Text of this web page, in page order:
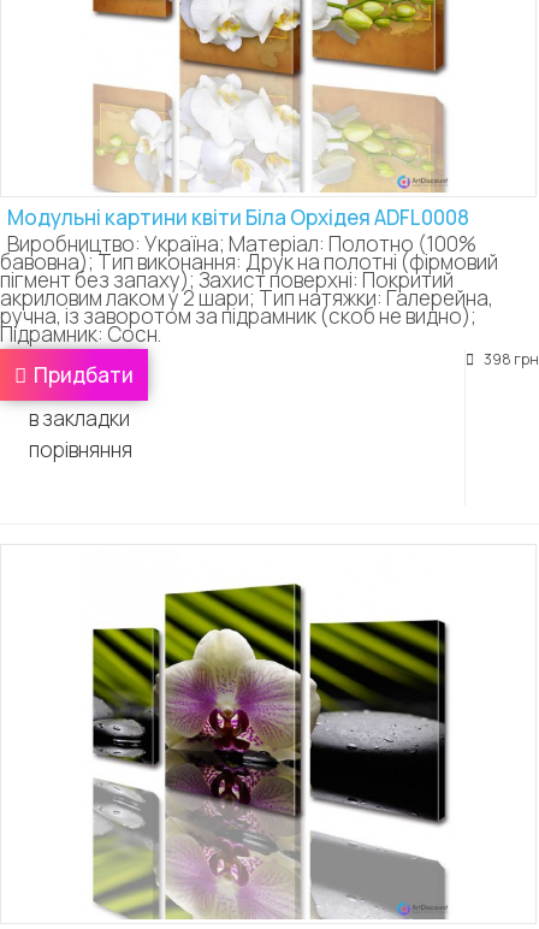
Модульні картини квіти Біла Орхідея ADFL0008
Виробництво: Україна; Матеріал: Полотно (100%
бавовна); Тип виконання: Друк на полотні (фірмовий
пігмент без запаху); Захист поверхні: Покритий
акриловим лаком у 2 шари; Тип натяжки: Галерейна,
ручна, із заворотом за підрамник (скоб не видно);
Підрамник: Сосн.
398 грн
Придбати
в закладки
порівняння